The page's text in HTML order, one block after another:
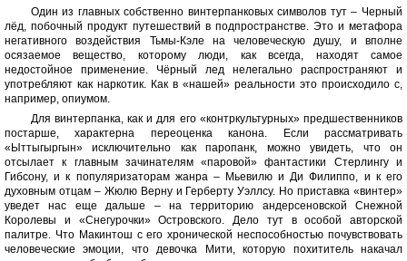
Один из главных собственно винтерпанковых символов тут – Черный
лёд, побочный продукт путешествий в подпространстве. Это и метафора
негативного воздействия Тьмы-Кэле на человеческую душу, и вполне
осязаемое вещество, которому люди, как всегда, находят самое
недостойное применение. Чёрный лед нелегально распространяют и
употребляют как наркотик. Как в «нашей» реальности это происходило с,
например, опиумом.
Для винтерпанка, как и для его «контркультурных» предшественников
постарше, характерна переоценка канона. Если рассматривать
«Ыттыгыргын» исключительно как паропанк, можно увидеть, что он
отсылает к главным зачинателям «паровой» фантастики Стерлингу и
Гибсону, и к популяризаторам жанра – Мьевилю и Ди Филиппо, и к его
духовным отцам – Жюлю Верну и Герберту Уэллсу. Но приставка «винтер»
уведет нас еще дальше – на территорию андерсеновской Снежной
Королевы и «Снегурочки» Островского. Дело тут в особой авторской
палитре. Что Макинтош с его хронической неспособностью почувствовать
человеческие эмоции, что девочка Мити, которую похититель накачал